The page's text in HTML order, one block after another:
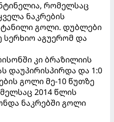
რომელსაც
ნაკრების
გოლი. დუბლები
სერხიო აგუერომ და
კი ბრაზილიის
დაუპირისპირდა და 1:0
გოლი მე-10 წუთზე
2014 წლის
ნაკრებში გოლი